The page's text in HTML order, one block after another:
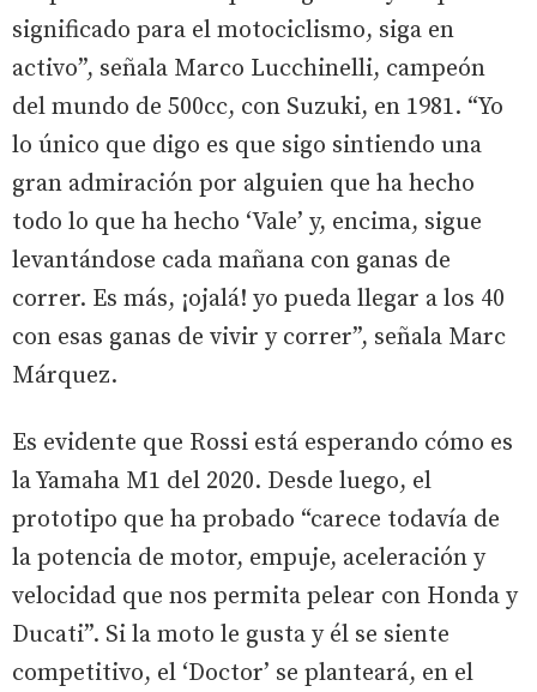
significado para el motociclismo, siga en
activo”, señala Marco Lucchinelli, campeón
del mundo de 500cc, con Suzuki, en 1981. “Yo
lo único que digo es que sigo sintiendo una
gran admiración por alguien que ha hecho
todo lo que ha hecho ‘Vale’ y, encima, sigue
levantándose cada mañana con ganas de
correr. Es más, ¡ojalá! yo pueda llegar a los 40
con esas ganas de vivir y correr”, señala Marc
Márquez.
Es evidente que Rossi está esperando cómo es
la Yamaha M1 del 2020. Desde luego, el
prototipo que ha probado “carece todavía de
la potencia de motor, empuje, aceleración y
velocidad que nos permita pelear con Honda y
Ducati”. Si la moto le gusta y él se siente
competitivo, el ‘Doctor’ se planteará, en el